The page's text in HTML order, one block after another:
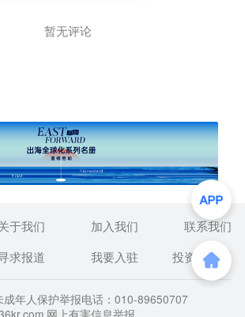
暂无评论
于我们 加入我们
联系我们
求报道 我要入驻 投资者关系
年人保护举报电话：010-89650707